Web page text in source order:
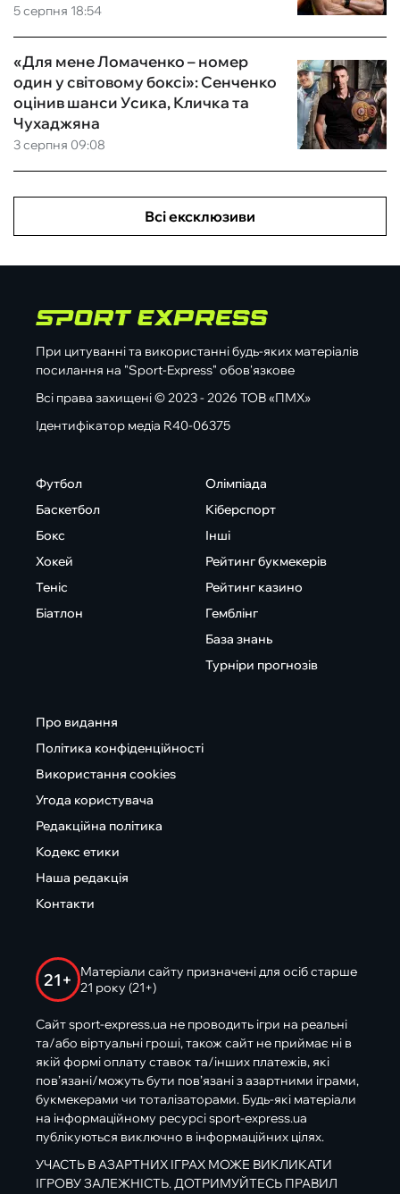
5 серпня 18:54
3 серпня 09:08
«Для мене Ломаченко – номер
один у світовому боксі»: Сенченко
оцінив шанси Усика, Кличка та
Чухаджяна
Всі ексклюзиви
При цитуванні та використанні будь-яких матеріалів
посилання на "Sport-Express" обов'язкове
Всі права захищені © 2023 - 2026 ТОВ «ПМХ»
Ідентифікатор медіа R40-06375
Футбол
Баскетбол
Бокс
Хокей
Теніс
Біатлон
Олімпіада
Кіберспорт
Інші
Рейтинг букмекерів
Рейтинг казино
Гемблінг
База знань
Турніри прогнозів
Про видання
Політика конфіденційності
Використання cookies
Угода користувача
Редакційна політика
Кодекс етики
Наша редакція
Контакти
21+
Матеріали сайту призначені для осіб старше
21 року (21+)
Сайт sport-express.ua не проводить ігри на реальні
та/або віртуальні гроші, також сайт не приймає ні в
якій формі оплату ставок та/інших платежів, які
пов’язані/можуть бути пов’язані з азартними іграми,
букмекерами чи тоталізаторами. Будь-які матеріали
на інформаційному ресурсі sport-express.ua
публікуються виключно в інформаційних цілях.
УЧАСТЬ В АЗАРТНИХ ІГРАХ МОЖЕ ВИКЛИКАТИ
ІГРОВУ ЗАЛЕЖНІСТЬ. ДОТРИМУЙТЕСЬ ПРАВИЛ